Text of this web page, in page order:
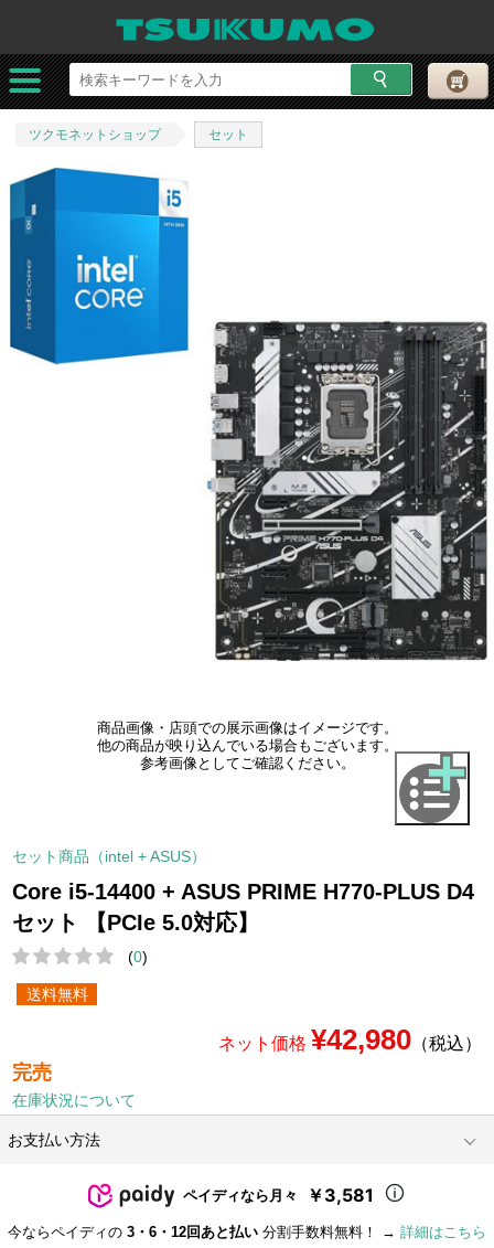
ツクモネットショップ セット
商品画像・店頭での展示画像はイメージです。
他の商品が映り込んでいる場合もございます。
参考画像としてご確認ください。
セット商品（intel + ASUS）
Core i5-14400 + ASUS PRIME H770-PLUS D4
セット 【PCIe 5.0対応】
(0)
送料無料
ネット価格 ¥42,980（税込）
完売
在庫状況について
お支払い方法
ペイディなら月々 ￥3,581
今ならペイディの 3・6・12回あと払い 分割手数料無料！ → 詳細はこちら